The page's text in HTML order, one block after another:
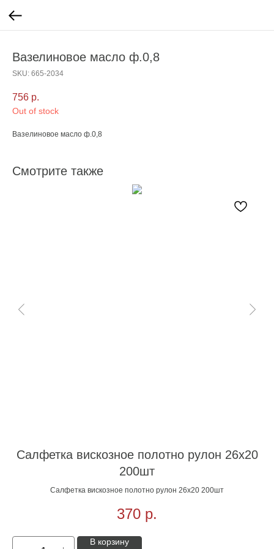
Вазелиновое масло ф.0,8
SKU: 665-2034
756 р.
Out of stock
Вазелиновое масло ф.0,8
Смотрите также
Салфетка вискозное полотно рулон 26х20
200шт
Салфетка вискозное полотно рулон 26х20 200шт
370 р.
В корзину